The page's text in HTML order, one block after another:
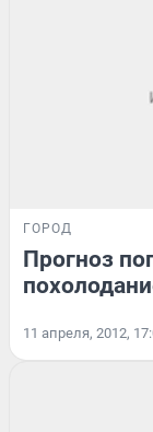
ГОРОД
Прогноз
11 апреля, 2012,